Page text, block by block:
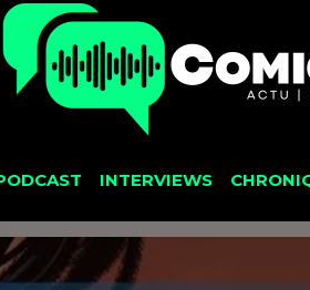
INTERVIEWS